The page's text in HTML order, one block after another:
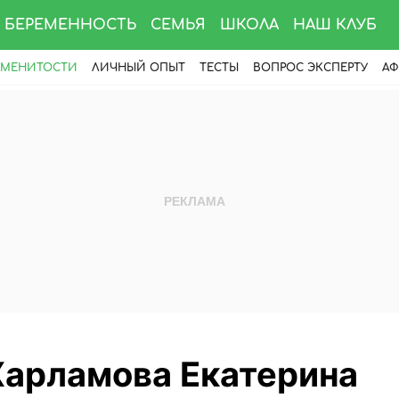
БЕРЕМЕННОСТЬ СЕМЬЯ ШКОЛА НАШ КЛУБ
ЛИЧНЫЙ ОПЫТ ТЕСТЫ ВОПРОС ЭКСПЕРТУ
Екатерина